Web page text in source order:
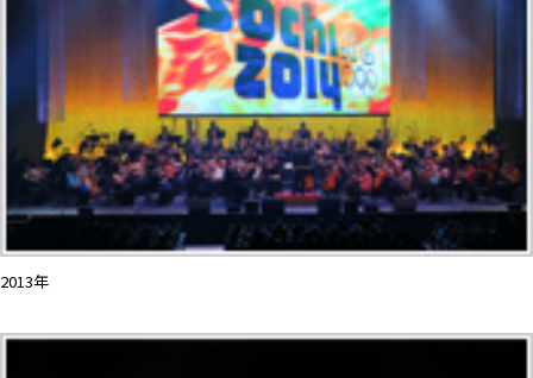
2013年